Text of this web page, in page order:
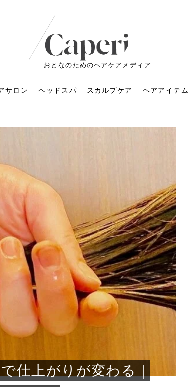
おとなのためのヘアケアメディア
の付け方で
る｜効かな
方で仕上がりは
回は、毛先中心
朝の5分が変わる！寝癖がつ
かない予防方法と時短寝癖
直し...
新生活シーズン、朝の身支度を少しで
も短くしたい人は多いはず。じつは寝
癖は、...
かえで
もっと見る
になる人
ンドの明る
ラーは明るめのく
し、髪がすでに
ツヤと透明感で垢抜ける！
自然なヘアカラーで作る
「きれい...
職場で浮かない落ち着いたトーンにし
たいけれど、どこか垢抜けた印象にし
たいと...
さくら
もっと見る
トウルフ最
？ナチュラ
ルフは、ナチュラ
りが今っぽい正
ルーズウェーブとは？2026
年の注目スタイルと長さ別
の...
2026年はレイヤーカットを使った髪型
のトレンドと重なり、ルーズウェーブ
ヘ...
かえで
もっと見る
サロン
が恥ずかし
に気づいた
ていないし、そ
分転換したいと
お気に入りのお店が倒産し
た後の美容室の探し方！失
敗しに...
美容室を倒産する数が増えているとい
うニュースがありました。もともと美
容室の...
かえで
もっと見る
ヘッドスパ
とし穴！知
真実
汚れを落として
クス効果や美髪
頭皮を刺激してお顔のリフ
トアップ♪毎日こつこつカン
タン小顔☆
毎日のちょっとした習慣で小顔は作れ
る！頭のこりをほぐしてフェイスライ
ンのリ...
chicca
もっと見る
スカルプケア
？毎日の洗
を見直す基
は高価なアイテ
方や乾かし方、
頭皮マッサージで目がぱっ
ちりする理由は？具体的な
やり方...
目元の印象を左右するのは目そのもの
ではなく、頭皮の状態かもしれませ
ん。以下...
メガネ
もっと見る
ヘアアイテム
ンプーって
印良品など
酵成分が、シャ
ます。無印良品
アイロンが苦手でも大丈
夫！ブラッシング感覚で使
えるヘア...
ヘアアイロンを使うのが苦手、火傷が
怖いと感じている方はいないでしょう
か？そ...
さくら
もっと見る
メイク術｜
で「自分ら
持っているの
のはいつも同じ
V3ファンデーションは危な
い？針の仕組み・全4種比
較・...
メイクをしている時間も、スキンケア
の時間に変えるという発想から生まれ
たのが...
あかり
もっと見る
す！美容鍼
ない選び方
きりさせたいと
る方はいないで
リンパマッサージと経絡マ
ッサージの違いとは？効果
と、自...
サロンのメニューを見ていると、「リ
ンパマッサージ」の他に「経絡マッサ
ージ」...
あかり
もっと見る
る「顔脱
ットと、始
剃って、毛抜き
己処理を手間に
子供の脱毛、日焼け肌はN
G？親子で学ぶ、安心・安全
なエ...
「ムダ毛が気になる」とお子さんが悩
んでいる姿を見て、エステ脱毛を検討
し始め...
あおい
もっと見る
プネイルガ
運を呼ぶ色
が停滞している
いでしょうか？
そのネイル、本当に似合っ
てる？指先をきれいに見え
るのは...
SNSや雑誌で見かけた素敵なネイルデ
ザインを、いざ自分の爪に試してみた
ら、...
さな
もっと見る
えた？原因
方＆自宅で
じわが増えたと
ょうか？じつは
ルルルン ハイドラのどれが
良い？その違いは？PDRN
や...
ルルルン ハイドラシリーズを使いたい
けれど、種類が多くてどれを選べばい
いか...
さな
もっと見る
の痩身効
ドエステの
っても、最新の
、昔ながらの手
その医療ダイエット、後悔
しませんか？失敗する人の
共通点...
医師の管理のもと、科学的根拠に基づ
いて行う「医療ダイエット」は、自己
流のダ...
さな
もっと見る
仕上がりが変わる｜